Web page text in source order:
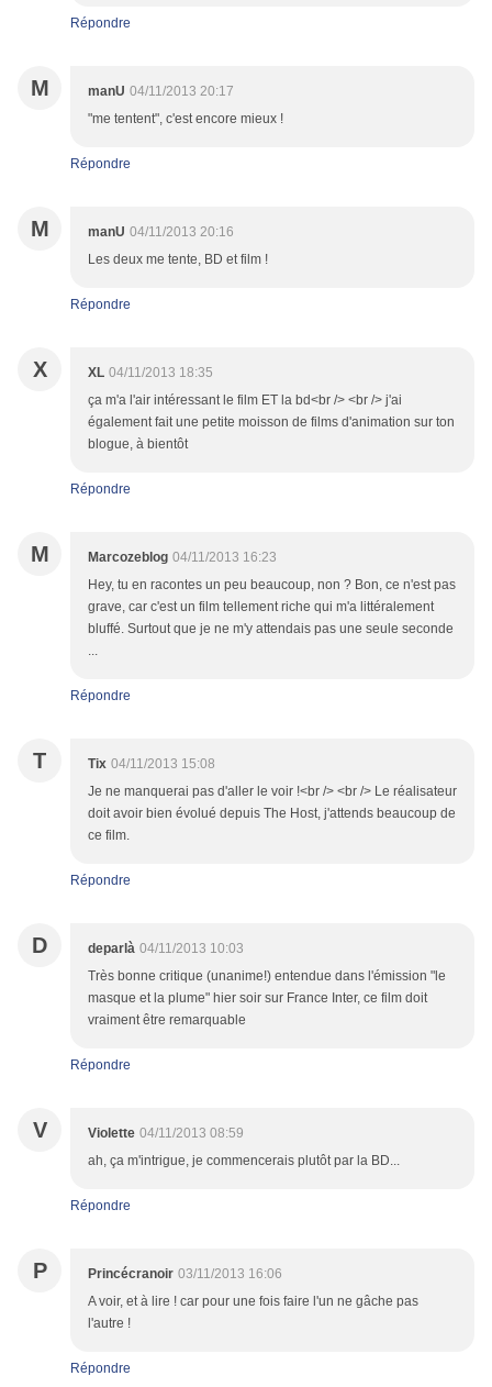
Répondre
M manU 04/11/2013 20:17
"me tentent", c'est encore mieux !
Répondre
M manU 04/11/2013 20:16
Les deux me tente, BD et film !
Répondre
X XL 04/11/2013 18:35
ça m'a l'air intéressant le film ET la bd<br /> <br /> j'ai
également fait une petite moisson de films d'animation sur ton
blogue, à bientôt
Répondre
M Marcozeblog 04/11/2013 16:23
Hey, tu en racontes un peu beaucoup, non ? Bon, ce n'est pas
grave, car c'est un film tellement riche qui m'a littéralement
bluffé. Surtout que je ne m'y attendais pas une seule seconde
...
Répondre
T Tix 04/11/2013 15:08
Je ne manquerai pas d'aller le voir !<br /> <br /> Le réalisateur
doit avoir bien évolué depuis The Host, j'attends beaucoup de
ce film.
Répondre
D deparlà 04/11/2013 10:03
Très bonne critique (unanime!) entendue dans l'émission "le
masque et la plume" hier soir sur France Inter, ce film doit
vraiment être remarquable
Répondre
V Violette 04/11/2013 08:59
ah, ça m'intrigue, je commencerais plutôt par la BD...
Répondre
P Princécranoir 03/11/2013 16:06
A voir, et à lire ! car pour une fois faire l'un ne gâche pas
l'autre !
Répondre